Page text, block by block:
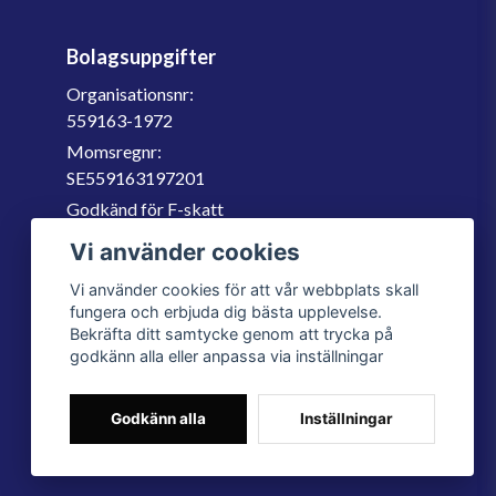
Bolagsuppgifter
Organisationsnr:
559163-1972
Momsregnr:
SE559163197201
Godkänd för F-skatt
060-566 800
Vi använder cookies
Vi använder cookies för att vår webbplats skall
fungera och erbjuda dig bästa upplevelse.
Bekräfta ditt samtycke genom att trycka på
godkänn alla eller anpassa via inställningar
Godkänn alla Inställningar